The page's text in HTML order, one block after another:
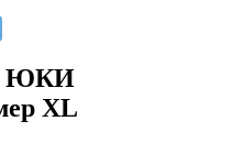
ЮКИ
XL